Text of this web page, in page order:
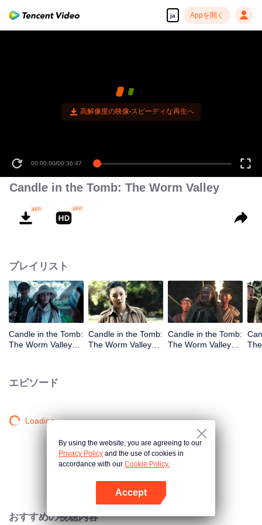
ja Appを開く
高解像度の映像•スピーディな再生へ
00:00:00/00:36:47
Candle in the Tomb: The Worm Valley
プレイリスト
Candle in the Tomb:
The Worm Valley_
Candle in the Tomb:
The Worm Valley_
Candle in the Tomb:
The Worm Valley_
エピソード
Loading…
おすすめの視聴内容
By using the website, you are agreeing to our
Privacy Policy and the use of cookies in
accordance with our Cookie Policy.
Accept